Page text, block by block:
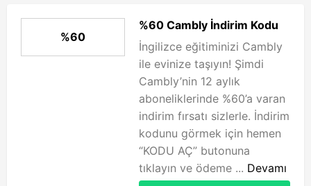
%60
%60 Cambly İndirim Kodu
İngilizce eğitiminizi Cambly
ile evinize taşıyın! Şimdi
Cambly’nin 12 aylık
aboneliklerinde %60’a varan
indirim fırsatı sizlerle. İndirim
kodunu görmek için hemen
“KODU AÇ” butonuna
tıklayın ve ödeme ... Devamı